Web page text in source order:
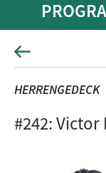
HERRENGEDECK
#242: Victor